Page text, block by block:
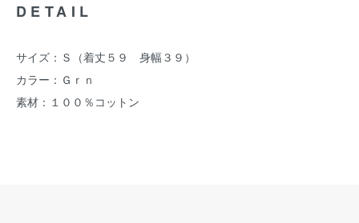
DETAIL
サイズ：Ｓ（着丈５９ 身幅３９）
カラー：Ｇｒｎ
素材：１００％コットン